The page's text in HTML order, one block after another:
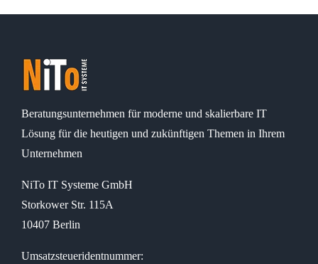
Beratungsunternehmen für moderne und skalierbare IT
Lösung für die heutigen und zukünftigen Themen in Ihrem
Unternehmen
NiTo IT Systeme GmbH
Storkower Str. 115A
10407 Berlin
Umsatzsteueridentnummer: